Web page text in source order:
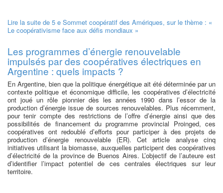
Lire la suite de 5 e Sommet coopératif des Amériques, sur le thème : «
Le coopérativisme face aux défis mondiaux »
Les programmes d’énergie renouvelable
impulsés par des coopératives électriques en
Argentine : quels impacts ?
En Argentine, bien que la politique énergétique ait été déterminée par un
contexte politique et économique difficile, les coopératives d’électricité
ont joué un rôle pionnier dès les années 1990 dans l’essor de la
production d’énergie issue de sources renouvelables. Plus récemment,
pour tenir compte des restrictions de l’offre d’énergie ainsi que des
possibilités de financement du programme provincial Proinged, ces
coopératives ont redoublé d’efforts pour participer à des projets de
production d’énergie renouvelable (ER). Cet article analyse cinq
initiatives utilisant la biomasse, auxquelles participent des coopératives
d’électricité de la province de Buenos Aires. L’objectif de l’auteure est
d’identifier l’impact potentiel de ces centrales électriques sur leur
territoire.